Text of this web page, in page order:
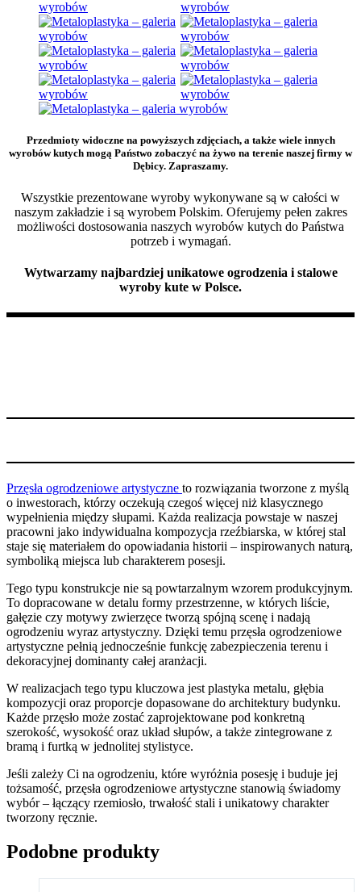
Przedmioty widoczne na powyższych zdjęciach, a także wiele innych
wyrobów kutych mogą Państwo zobaczyć na żywo na terenie naszej firmy w
Dębicy. Zapraszamy.
Wszystkie prezentowane wyroby wykonywane są w całości w
naszym zakładzie i są wyrobem Polskim. Oferujemy pełen zakres
możliwości dostosowania naszych wyrobów kutych do Państwa
potrzeb i wymagań.
Wytwarzamy najbardziej unikatowe ogrodzenia i stalowe
wyroby kute w Polsce.
Przęsła ogrodzeniowe artystyczne to rozwiązania tworzone z myślą
o inwestorach, którzy oczekują czegoś więcej niż klasycznego
wypełnienia między słupami. Każda realizacja powstaje w naszej
pracowni jako indywidualna kompozycja rzeźbiarska, w której stal
staje się materiałem do opowiadania historii – inspirowanych naturą,
symboliką miejsca lub charakterem posesji.
Tego typu konstrukcje nie są powtarzalnym wzorem produkcyjnym.
To dopracowane w detalu formy przestrzenne, w których liście,
gałęzie czy motywy zwierzęce tworzą spójną scenę i nadają
ogrodzeniu wyraz artystyczny. Dzięki temu przęsła ogrodzeniowe
artystyczne pełnią jednocześnie funkcję zabezpieczenia terenu i
dekoracyjnej dominanty całej aranżacji.
W realizacjach tego typu kluczowa jest plastyka metalu, głębia
kompozycji oraz proporcje dopasowane do architektury budynku.
Każde przęsło może zostać zaprojektowane pod konkretną
szerokość, wysokość oraz układ słupów, a także zintegrowane z
bramą i furtką w jednolitej stylistyce.
Jeśli zależy Ci na ogrodzeniu, które wyróżnia posesję i buduje jej
tożsamość, przęsła ogrodzeniowe artystyczne stanowią świadomy
wybór – łączący rzemiosło, trwałość stali i unikatowy charakter
tworzony ręcznie.
Podobne produkty